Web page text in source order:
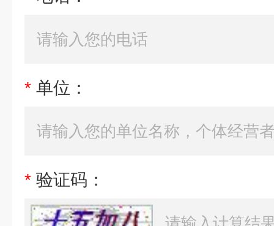
* 单位：
* 验证码：